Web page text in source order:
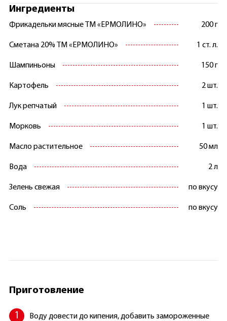
Ингредиенты
Фрикадельки мясные ТМ «ЕРМОЛИНО» 200 г
Сметана 20% ТМ «ЕРМОЛИНО» 1 ст. л.
Шампиньоны 150 г
Картофель 2 шт.
Лук репчатый 1 шт.
Морковь 1 шт.
Масло растительное 50 мл
Вода 2 л
Зелень свежая по вкусу
Соль по вкусу
Приготовление
Воду довести до кипения, добавить замороженные